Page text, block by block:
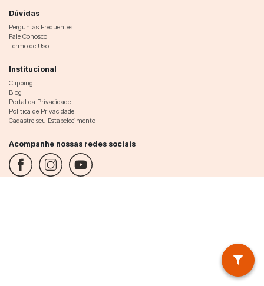
Dúvidas
Perguntas Frequentes
Fale Conosco
Termo de Uso
Institucional
Clipping
Blog
Portal da Privacidade
Política de Privacidade
Cadastre seu Estabelecimento
Acompanhe nossas redes sociais